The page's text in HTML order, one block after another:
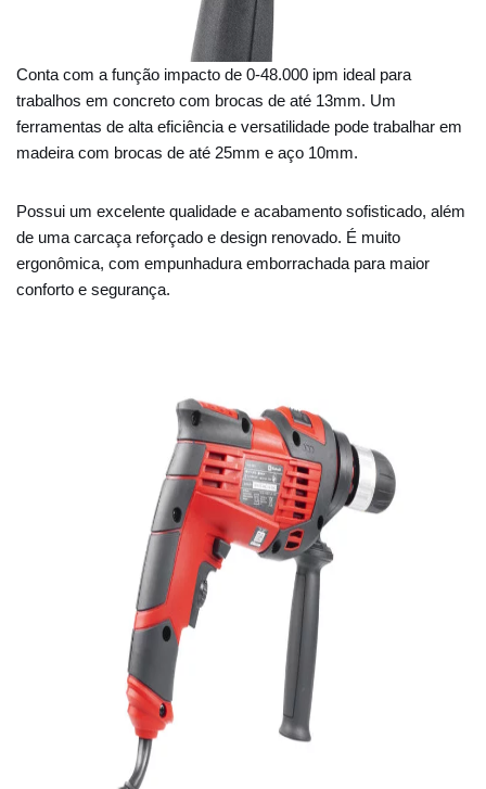
Conta com a função impacto de 0-48.000 ipm ideal para
trabalhos em concreto com brocas de até 13mm. Um
ferramentas de alta eficiência e versatilidade pode trabalhar em
madeira com brocas de até 25mm e aço 10mm.
Possui um excelente qualidade e acabamento sofisticado, além
de uma carcaça reforçado e design renovado. É muito
ergonômica, com empunhadura emborrachada para maior
conforto e segurança.